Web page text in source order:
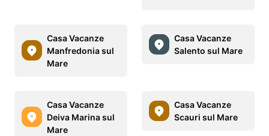
Casa Vacanze
Manfredonia sul
Mare
Casa Vacanze
Salento sul Mare
Casa Vacanze
Deiva Marina sul
Mare
Casa Vacanze
Scauri sul Mare